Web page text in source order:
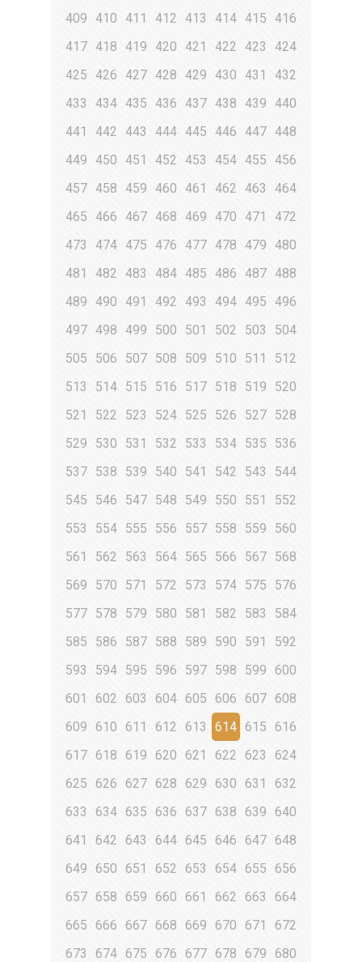
409 410 411 412 413 414 415
416
417 418 419 420 421 422 423
424
425
426 427 428 429 430 431
432
433
434 435 436 437 438 439
440
441
442 443 444 445 446 447 448
449
450 451 452 453 454 455
456
457 458 459 460 461 462 463
464
465
466 467 468 469 470 471
472
473
474 475 476 477 478 479
480
481
482 483 484 485 486 487 488
489
490 491 492 493 494 495
496
497 498 499 500 501 502 503
504
505
506 507 508 509 510 511
512
513
514 515 516 517 518 519
520
521
522 523 524 525 526 527 528
529
530 531 532 533 534 535
536
537 538 539 540 541 542 543
544
545
546 547 548 549 550 551
552
553
554 555 556 557 558 559
560
561
562 563 564 565 566 567 568
569
570 571 572 573 574 575
576
577 578 579 580 581 582 583
584
585
586 587 588 589 590 591
592
593
594 595 596 597 598 599
600
601
602 603 604 605 606 607 608
609
610 611 612 613 614 615
616
617 618 619 620 621 622 623
624
625
626 627 628 629 630 631
632
633
634 635 636 637 638 639 640
641
642 643 644 645 646 647 648
649
650 651 652 653 654 655 656
657 658 659 660 661 662 663
664
665
666 667 668 669 670 671
672
673
674 675 676 677 678 679
680